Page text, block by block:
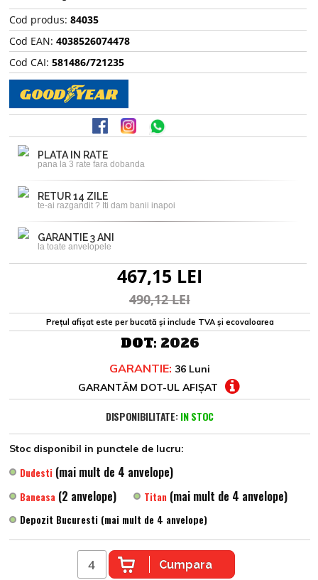
Cod produs: 84035
Cod EAN: 4038526074478
Cod CAI: 581486/721235
PLATA IN RATE
pana la 3 rate fara dobanda
RETUR 14 ZILE
te-ai razgandit ? Iti dam banii inapoi
GARANTIE 3 ANI
la toate anvelopele
467,15 LEI
490,12 LEI
Prețul afișat este per bucată și include TVA și ecovaloarea
DOT: 2026
GARANTIE: 36 Luni
GARANTĂM DOT-UL AFIȘAT
DISPONIBILITATE: IN STOC
Stoc disponibil in punctele de lucru:
Dudesti (mai mult de 4 anvelope)
Baneasa (2 anvelope) Titan (mai mult de 4 anvelope)
Depozit Bucuresti (mai mult de 4 anvelope)
Cumpara